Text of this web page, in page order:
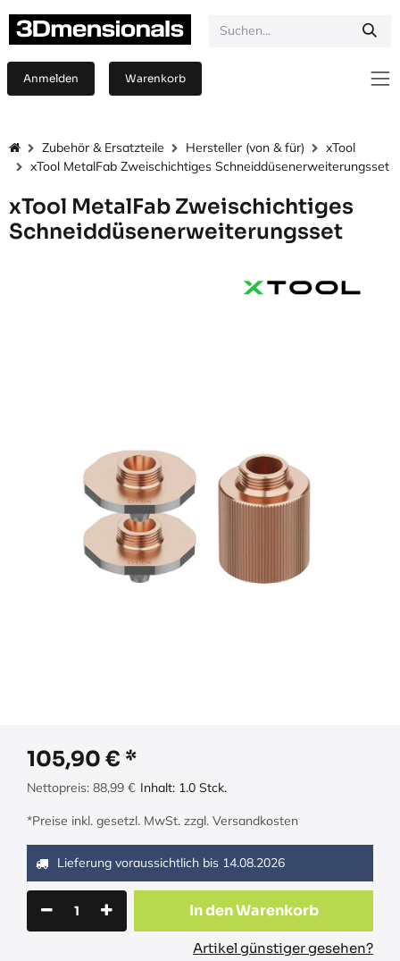
Anmelden Warenkorb
Zubehör & Ersatzteile Hersteller (von & für)
xTool
xTool MetalFab Zweischichtiges Schneiddüsenerweiterungsset
xTool MetalFab Zweischichtiges
Schneiddüsenerweiterungsset
105,90 €
Nettopreis: 88,99 € Inhalt: 1.0 Stck.
*Preise inkl. gesetzl. MwSt. zzgl. Versandkosten
Lieferung voraussichtlich bis 14.08.2026
In den Warenkorb
Artikel günstiger gesehen?